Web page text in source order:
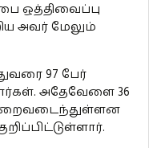
ஒத்திவைப்பு
அவர் மேலும்
97 பேர்
அதேவேளை 36